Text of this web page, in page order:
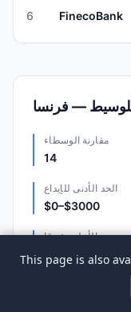
6 FinecoBank
— فرنسا
مقارنة الوسطاء
14
الحد الأدنى للإيداع
$0–$3000
الأعلى تقييمًا
Interactive
This page is also